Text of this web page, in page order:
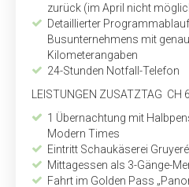
zurück (im April nicht
Detaillierter
Bus­unternehmens mit
Kilometerangaben
24-Stunden Notfall-Telefon
LEISTUNGEN ZUSATZTAG CH
1 Übernachtung mit
Modern Times
Eintritt Schaukäserei
Mittagessen als 3-Gänge-
Fahrt im Golden Pass